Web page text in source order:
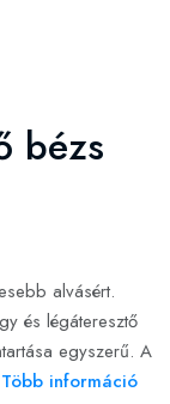
bézs
alvásért.
és légáteresztő
egyszerű. A
Több információ